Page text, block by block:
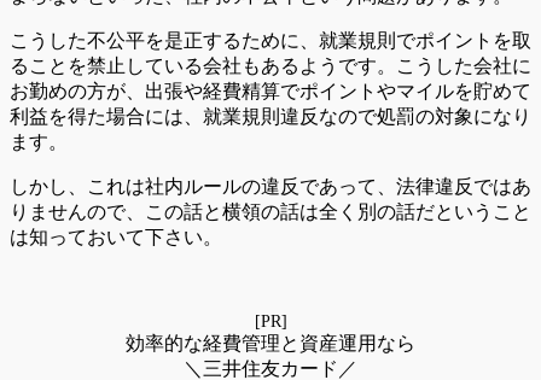
こうした不公平を是正するために、就業規則でポイントを取
ることを禁止している会社もあるようです。こうした会社に
お勤めの方が、出張や経費精算でポイントやマイルを貯めて
利益を得た場合には、就業規則違反なので処罰の対象になり
ます。
しかし、これは社内ルールの違反であって、法律違反ではあ
りませんので、この話と横領の話は全く別の話だということ
は知っておいて下さい。
[PR]
効率的な経費管理と資産運用なら
＼三井住友カード／